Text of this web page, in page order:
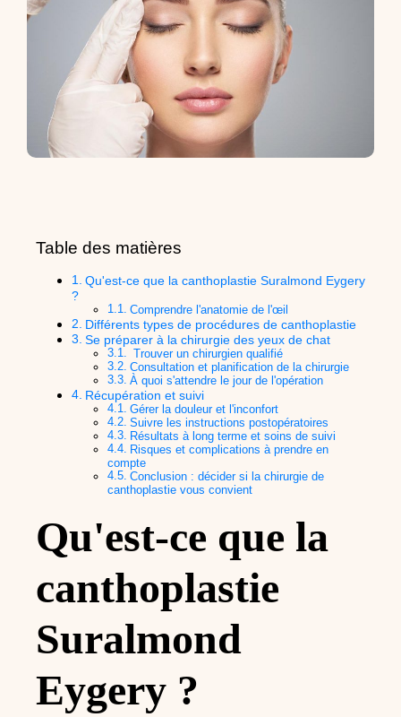
Table des matières
Qu'est-ce que la canthoplastie Suralmond Eygery
?
Comprendre l'anatomie de l'œil
Différents types de procédures de canthoplastie
Se préparer à la chirurgie des yeux de chat
Trouver un chirurgien qualifié
Consultation et planification de la chirurgie
À quoi s'attendre le jour de l'opération
Récupération et suivi
Gérer la douleur et l'inconfort
Suivre les instructions postopératoires
Résultats à long terme et soins de suivi
Risques et complications à prendre en
compte
Conclusion : décider si la chirurgie de
canthoplastie vous convient
Qu'est-ce que la
canthoplastie
Suralmond
Eygery ?